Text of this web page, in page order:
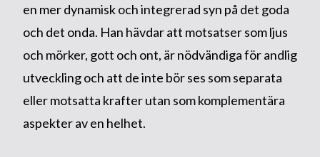
en mer dynamisk och integrerad syn på det goda
och det onda. Han hävdar att motsatser som ljus
och mörker, gott och ont, är nödvändiga för andlig
utveckling och att de inte bör ses som separata
eller motsatta krafter utan som komplementära
aspekter av en helhet.